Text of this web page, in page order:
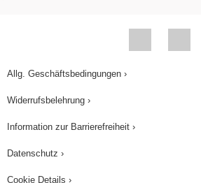
Allg. Geschäftsbedingungen ›
Widerrufsbelehrung ›
Information zur Barrierefreiheit ›
Datenschutz ›
Cookie Details ›